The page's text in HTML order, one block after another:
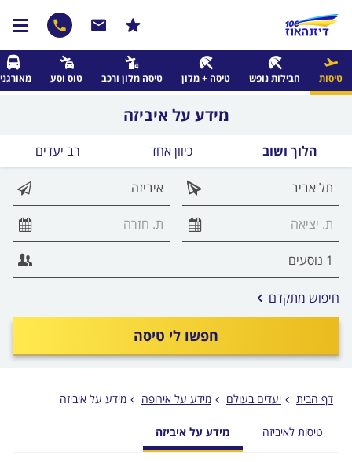
טיסות חבילות נופש טיסה + מלון טיסה מלון ורכב טוס וסע
מידע על איביזה
הלוך ושוב כיוון אחד רב יעדים
חפשו לי טיסה
חיפוש מתקדם אפשרויות
החיפוש
לפני
דף הבית יעדים בעולם מידע על אירופה מידע על איביזה
טיסות לאיביזה מידע על איביזה